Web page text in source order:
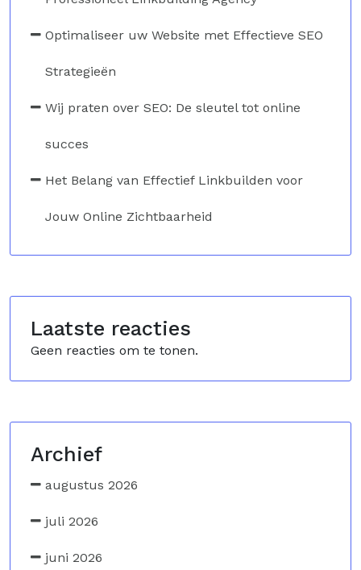
Optimaliseer uw Website met Effectieve SEO
Strategieën
Wij praten over SEO: De sleutel tot online
succes
Het Belang van Effectief Linkbuilden voor
Jouw Online Zichtbaarheid
Laatste reacties
Geen reacties om te tonen.
Archief
augustus 2026
juli 2026
juni 2026